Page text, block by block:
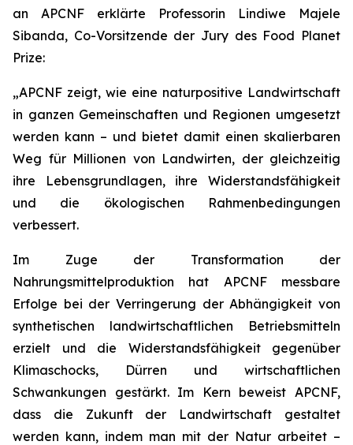
an APCNF erklärte Professorin Lindiwe Majele
Sibanda, Co-Vorsitzende der Jury des Food Planet
Prize:
„APCNF zeigt, wie eine naturpositive Landwirtschaft
in ganzen Gemeinschaften und Regionen umgesetzt
werden kann – und bietet damit einen skalierbaren
Weg für Millionen von Landwirten, der gleichzeitig
ihre Lebensgrundlagen, ihre Widerstandsfähigkeit
und die ökologischen Rahmenbedingungen
verbessert.
Im Zuge der Transformation der
Nahrungsmittelproduktion hat APCNF messbare
Erfolge bei der Verringerung der Abhängigkeit von
synthetischen landwirtschaftlichen Betriebsmitteln
erzielt und die Widerstandsfähigkeit gegenüber
Klimaschocks, Dürren und wirtschaftlichen
Schwankungen gestärkt. Im Kern beweist APCNF,
dass die Zukunft der Landwirtschaft gestaltet
werden kann, indem man mit der Natur arbeitet –